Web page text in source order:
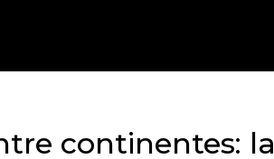
continentes: la